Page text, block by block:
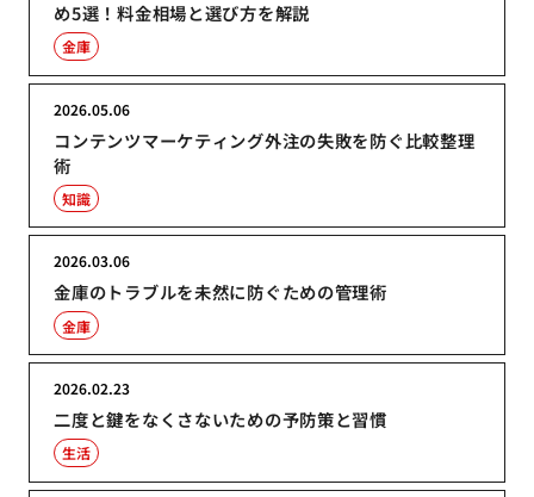
め5選！料金相場と選び方を解説
金庫
コンテンツマーケティング外注の失敗を防ぐ比較整理
術
2026.05.06
知識
金庫のトラブルを未然に防ぐための管理術
2026.03.06
金庫
二度と鍵をなくさないための予防策と習慣
2026.02.23
生活